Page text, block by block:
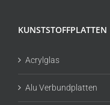
KUNSTSTOFFPLATTEN
Acrylglas
Alu Verbundplatten